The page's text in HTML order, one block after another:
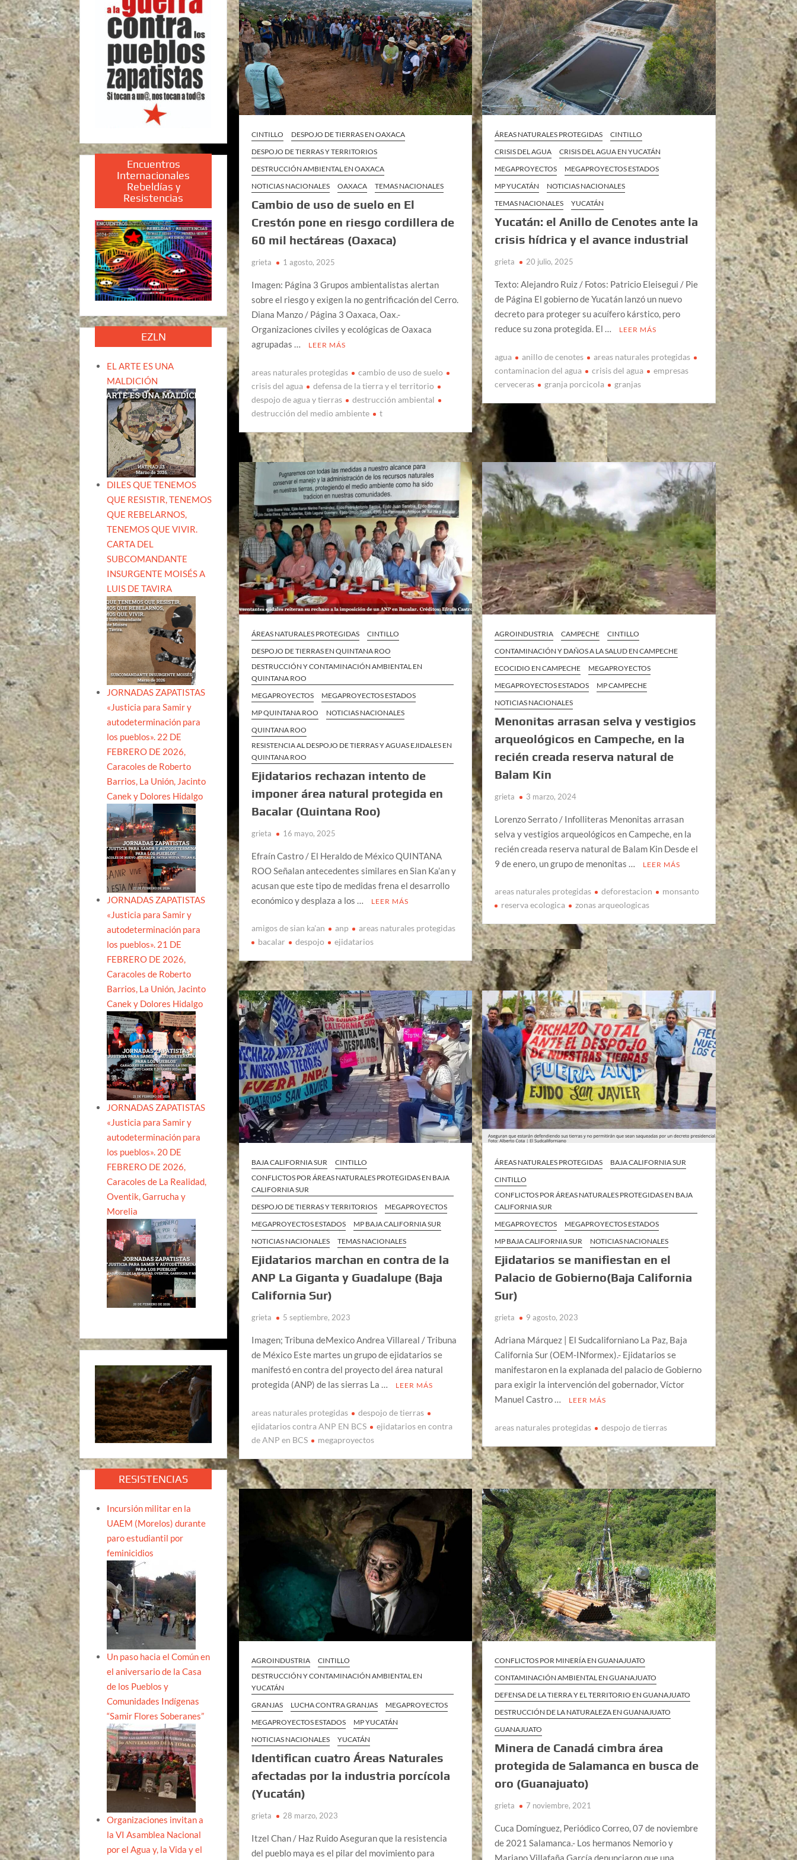
CINTILLO
DESPOJO DE TIERRAS EN OAXACA
DESPOJO DE TIERRAS Y TERRITORIOS
DESTRUCCIÓN AMBIENTAL EN OAXACA
NOTICIAS NACIONALES
OAXACA TEMAS NACIONALES
Cambio de uso de suelo en El
Crestón pone en riesgo cordillera de
60 mil hectáreas (Oaxaca)
grieta 1 agosto, 2025
Imagen: Página 3 Grupos ambientalistas alertan
sobre el riesgo y exigen la no gentrificación del Cerro.
Diana Manzo / Página 3 Oaxaca, Oax.-
Organizaciones civiles y ecológicas de Oaxaca
agrupadas …
LEER MÁS
areas naturales protegidas
cambio de uso de suelo
crisis del agua
defensa de la tierra y el territorio
despojo de agua y tierras
destrucción ambiental
destrucción del medio ambiente
t
ÁREAS NATURALES PROTEGIDAS
CINTILLO
CRISIS DEL AGUA
CRISIS DEL AGUA EN YUCATÁN
MEGAPROYECTOS
MEGAPROYECTOS ESTADOS
MP YUCATÁN
NOTICIAS NACIONALES
TEMAS NACIONALES
YUCATÁN
Yucatán: el Anillo de Cenotes ante la
crisis hídrica y el avance industrial
grieta 20 julio, 2025
Texto: Alejandro Ruiz / Fotos: Patricio Eleisegui / Pie
de Página El gobierno de Yucatán lanzó un nuevo
decreto para proteger su acuífero kárstico, pero
reduce su zona protegida. El …
LEER MÁS
agua anillo de cenotes
areas naturales protegidas
contaminacion del agua
crisis del agua
empresas
cerveceras
granja porcicola granjas
ÁREAS NATURALES PROTEGIDAS
CINTILLO
DESPOJO DE TIERRAS EN QUINTANA ROO
DESTRUCCIÓN Y CONTAMINACIÓN AMBIENTAL EN
QUINTANA ROO
MEGAPROYECTOS
MEGAPROYECTOS ESTADOS
MP QUINTANA ROO
NOTICIAS NACIONALES
QUINTANA ROO
RESISTENCIA AL DESPOJO DE TIERRAS Y AGUAS EJIDALES EN
QUINTANA ROO
Ejidatarios rechazan intento de
imponer área natural protegida en
Bacalar (Quintana Roo)
grieta 16 mayo, 2025
Efraín Castro / El Heraldo de México QUINTANA
ROO Señalan antecedentes similares en Sian Ka’an y
acusan que este tipo de medidas frena el desarrollo
económico y desplaza a los …
LEER MÁS
amigos de sian ka'an anp
areas naturales protegidas
bacalar
despojo ejidatarios
AGROINDUSTRIA CAMPECHE
CINTILLO
CONTAMINACIÓN Y DAÑOS A LA SALUD EN CAMPECHE
ECOCIDIO EN CAMPECHE
MEGAPROYECTOS
MEGAPROYECTOS ESTADOS
MP CAMPECHE
NOTICIAS NACIONALES
Menonitas arrasan selva y vestigios
arqueológicos en Campeche, en la
recién creada reserva natural de
Balam Kin
grieta 3 marzo, 2024
Lorenzo Serrato / Infolliteras Menonitas arrasan
selva y vestigios arqueológicos en Campeche, en la
recién creada reserva natural de Balam Kin Desde el
9 de enero, un grupo de menonitas …
LEER MÁS
areas naturales protegidas deforestacion
monsanto
reserva ecologica
zonas arqueologicas
BAJA CALIFORNIA SUR
CINTILLO
CONFLICTOS POR ÁREAS NATURALES PROTEGIDAS EN BAJA
CALIFORNIA SUR
DESPOJO DE TIERRAS Y TERRITORIOS
MEGAPROYECTOS
MEGAPROYECTOS ESTADOS
MP BAJA CALIFORNIA SUR
NOTICIAS NACIONALES
TEMAS NACIONALES
Ejidatarios marchan en contra de la
ANP La Giganta y Guadalupe (Baja
California Sur)
grieta 5 septiembre, 2023
Imagen; Tribuna deMexico Andrea Villareal / Tribuna
de México Este martes un grupo de ejidatarios se
manifestó en contra del proyecto del área natural
protegida (ANP) de las sierras La …
LEER MÁS
areas naturales protegidas
despojo de tierras
ejidatarios contra ANP EN BCS
ejidatarios en contra
de ANP en BCS
megaproyectos
ÁREAS NATURALES PROTEGIDAS
BAJA CALIFORNIA SUR
CINTILLO
CONFLICTOS POR ÁREAS NATURALES PROTEGIDAS EN BAJA
CALIFORNIA SUR
MEGAPROYECTOS
MEGAPROYECTOS ESTADOS
MP BAJA CALIFORNIA SUR
NOTICIAS NACIONALES
Ejidatarios se manifiestan en el
Palacio de Gobierno(Baja California
Sur)
grieta 9 agosto, 2023
Adriana Márquez | El Sudcaliforniano La Paz, Baja
California Sur (OEM-INformex).- Ejidatarios se
manifestaron en la explanada del palacio de Gobierno
para exigir la intervención del gobernador, Víctor
Manuel Castro …
LEER MÁS
areas naturales protegidas despojo de tierras
AGROINDUSTRIA
CINTILLO
DESTRUCCIÓN Y CONTAMINACIÓN AMBIENTAL EN
YUCATÁN
GRANJAS
LUCHA CONTRA GRANJAS
MEGAPROYECTOS
MEGAPROYECTOS ESTADOS
MP YUCATÁN
NOTICIAS NACIONALES
YUCATÁN
Identifican cuatro Áreas Naturales
afectadas por la industria porcícola
(Yucatán)
grieta 28 marzo, 2023
Itzel Chan / Haz Ruido Aseguran que la resistencia
del pueblo maya es el pilar del movimiento para
CONFLICTOS POR MINERÍA EN GUANAJUATO
CONTAMINACIÓN AMBIENTAL EN GUANAJUATO
DEFENSA DE LA TIERRA Y EL TERRITORIO EN GUANAJUATO
DESTRUCCIÓN DE LA NATURALEZA EN GUANAJUATO
GUANAJUATO
Minera de Canadá cimbra área
protegida de Salamanca en busca de
oro (Guanajuato)
grieta 7 noviembre, 2021
Cuca Domínguez, Periódico Correo, 07 de noviembre
de 2021 Salamanca.- Los hermanos Nemorio y
Mariano Villafaña García denunciaron que una
Encuentros
Internacionales
Rebeldías y
Resistencias
EZLN
EL ARTE ES UNA
MALDICIÓN
DILES QUE TENEMOS
QUE RESISTIR, TENEMOS
QUE REBELARNOS,
TENEMOS QUE VIVIR.
CARTA DEL
SUBCOMANDANTE
INSURGENTE MOISÉS A
LUIS DE TAVIRA
JORNADAS ZAPATISTAS
«Justicia para Samir y
autodeterminación para
los pueblos». 22 DE
FEBRERO DE 2026,
Caracoles de Roberto
Barrios, La Unión, Jacinto
Canek y Dolores Hidalgo
JORNADAS ZAPATISTAS
«Justicia para Samir y
autodeterminación para
los pueblos». 21 DE
FEBRERO DE 2026,
Caracoles de Roberto
Barrios, La Unión, Jacinto
Canek y Dolores Hidalgo
JORNADAS ZAPATISTAS
«Justicia para Samir y
autodeterminación para
los pueblos». 20 DE
FEBRERO DE 2026,
Caracoles de La Realidad,
Oventik, Garrucha y
Morelia
RESISTENCIAS
Incursión militar en la
UAEM (Morelos) durante
paro estudiantil por
feminicidios
Un paso hacia el Común en
el aniversario de la Casa
de los Pueblos y
Comunidades Indígenas
“Samir Flores Soberanes”
Organizaciones invitan a
la VI Asamblea Nacional
por el Agua y, la Vida y el